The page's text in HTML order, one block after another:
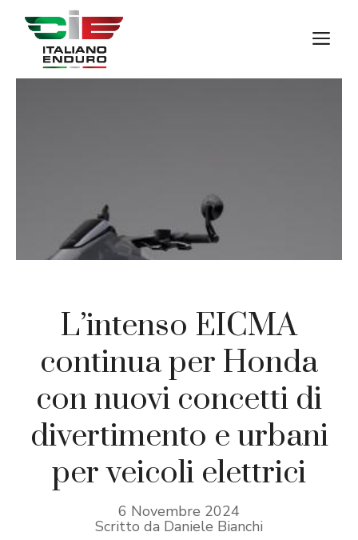
contenuto
L’intenso EICMA
continua per Honda
con nuovi concetti di
divertimento e urbani
per veicoli elettrici
6 Novembre 2024
Scritto da Daniele Bianchi